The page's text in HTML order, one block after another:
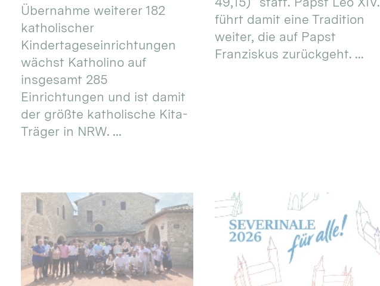
Übernahme weiterer 182
katholischer
Kindertageseinrichtungen
wächst Katholino auf
insgesamt 285
Einrichtungen und ist damit
der größte katholische Kita-
Träger in NRW. ...
führt damit eine Tradition
weiter, die auf Papst
Franziskus zurückgeht. ...